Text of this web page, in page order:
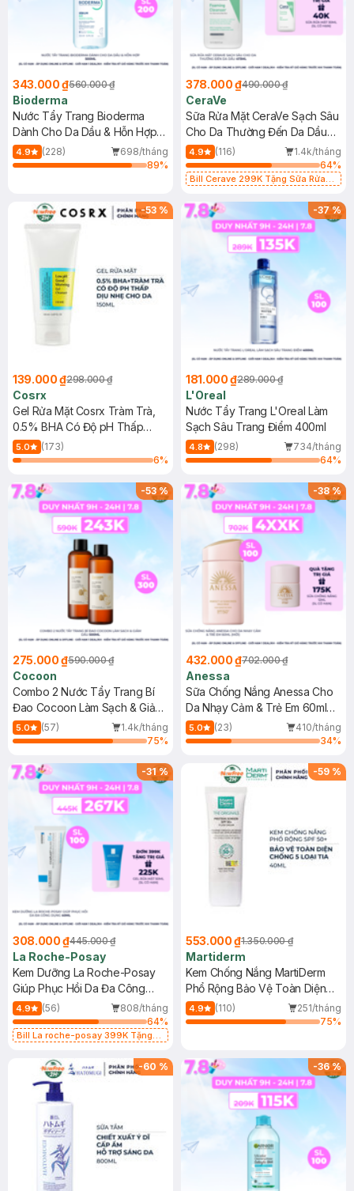
343.000 ₫560.000 ₫
Bioderma
Nước Tẩy Trang Bioderma
Dành Cho Da Dầu & Hỗn Hợp
500ml
4.9 (228)
698/tháng
89%
378.000 ₫490.000 ₫
CeraVe
Sữa Rửa Mặt CeraVe Sạch Sâu
Cho Da Thường Đến Da Dầu
473ml
4.9 (116)
1.4k/tháng
64%
Bill Cerave 299K Tặng Sữa Rửa
-53 %
139.000 ₫298.000 ₫
Cosrx
Gel Rửa Mặt Cosrx Tràm Trà,
0.5% BHA Có Độ pH Thấp
150ml
5.0
(173)
6%
-37%
181.000 ₫289.000 ₫
L'Oreal
Nước Tẩy Trang L'Oreal Làm
Sạch Sâu Trang Điểm 400ml
4.8 (298)
734/tháng
64%
-53%
275.000 ₫590.000 ₫
Cocoon
Combo 2 Nước Tẩy Trang Bí
Đao Cocoon Làm Sạch & Giảm
Dầu 500ml
5.0 (57)
1.4k/tháng
75%
-38%
432.000 ₫702.000 ₫
Anessa
Sữa Chống Nắng Anessa Cho
Da Nhạy Cảm & Trẻ Em 60ml
(Mới)
5.0 (23)
410/tháng
34%
-31%
308.000 ₫445.000 ₫
La Roche-Posay
Kem Dưỡng La Roche-Posay
Giúp Phục Hồi Da Đa Công
Dụng 40ml
4.9 (56)
808/tháng
64%
Bill La roche-posay 399K Tặng
(SL có hạn)
-59 %
553.000 ₫1.350.000 ₫
Martiderm
Kem Chống Nắng MartiDerm
Phổ Rộng Bảo Vệ Toàn Diện
40ml
4.9 (110)
251/tháng
75%
-60 % -36%